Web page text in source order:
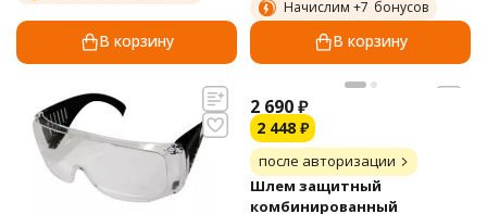
В корзину
Начислим +7 бонусов
В корзину
2 690₽
2 448 ₽
после авторизации
Шлем защитный
комбинированный